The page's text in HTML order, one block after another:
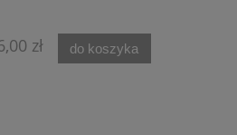
zł do koszyka